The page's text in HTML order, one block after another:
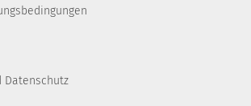
Datenschutz